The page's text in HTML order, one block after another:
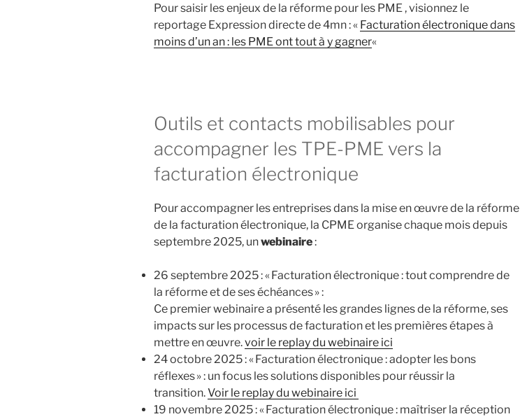
Pour saisir les enjeux de la réforme pour les PME , visionnez le
reportage Expression directe de 4mn : « Facturation électronique dans
moins d’un an : les PME ont tout à y gagner«
Outils et contacts mobilisables pour
accompagner les TPE-PME vers la
facturation électronique
Pour accompagner les entreprises dans la mise en œuvre de la réforme
de la facturation électronique, la CPME organise chaque mois depuis
septembre 2025, unwebinaire:
26 septembre 2025 : « Facturation électronique : tout comprendre de
la réforme et de ses échéances » :
Ce premier webinaire a présenté les grandes lignes de la réforme, ses
impacts sur les processus de facturation et les premières étapes à
mettre en œuvre.voir le replay du webinaire ici
24 octobre 2025 : « Facturation électronique : adopter les bons
réflexes » : un focus les solutions disponibles pour réussir la
transition.Voir le replay du webinaire ici
19 novembre 2025 : « Facturation électronique : maîtriser la réception